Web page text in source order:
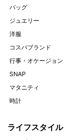
バッグ
ジュエリー
洋服
コスパブランド
行事・オケージョン
SNAP
マタニティ
時計
ライフスタイル